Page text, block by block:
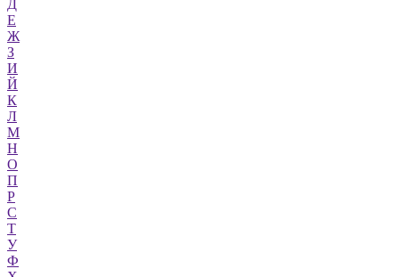
Д
Е
Ж
З
И
Й
К
Л
М
Н
О
П
Р
С
Т
У
Ф